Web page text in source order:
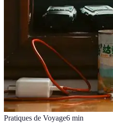
Pratiques de Voyage6 min